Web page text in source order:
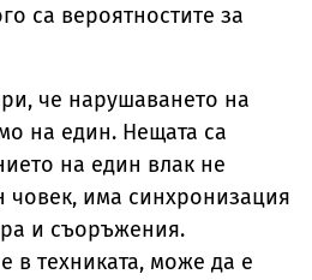
са вероятностите за
че нарушаването на
на един. Нещата са
на един влак не
човек, има синхронизация
и съоръжения.
в техниката, може да е